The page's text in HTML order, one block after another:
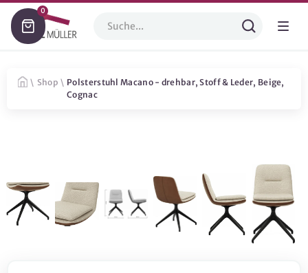
0
\ Shop \ Polsterstuhl Macano - drehbar, Stoff & Leder, Beige,
Cognac